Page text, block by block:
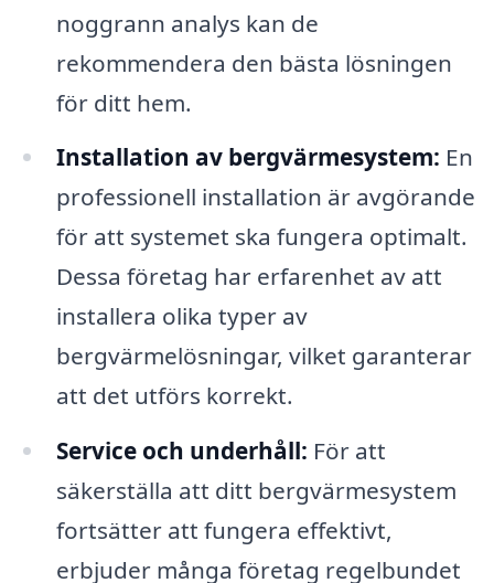
noggrann analys kan de
rekommendera den bästa lösningen
för ditt hem.
Installation av bergvärmesystem: En
professionell installation är avgörande
för att systemet ska fungera optimalt.
Dessa företag har erfarenhet av att
installera olika typer av
bergvärmelösningar, vilket garanterar
att det utförs korrekt.
Service och underhåll: För att
säkerställa att ditt bergvärmesystem
fortsätter att fungera effektivt,
erbjuder många företag regelbundet